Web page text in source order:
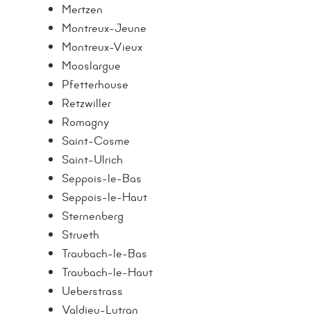
Mertzen
Montreux-Jeune
Montreux-Vieux
Mooslargue
Pfetterhouse
Retzwiller
Romagny
Saint-Cosme
Saint-Ulrich
Seppois-le-Bas
Seppois-le-Haut
Sternenberg
Strueth
Traubach-le-Bas
Traubach-le-Haut
Ueberstrass
Valdieu-Lutran